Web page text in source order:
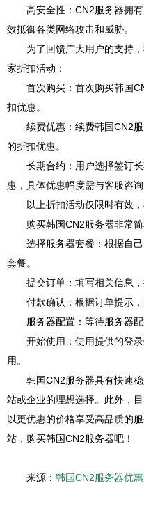
高安全性：CN2服务器拥
效抵御各类网络攻击和威胁。
为了回馈广大用户的支持
家折扣活动：
首次购买：首次购买韩国
扣优惠。
续费优惠：续费韩国CN2
的折扣优惠。
长期合约：用户选择签订
惠，具体优惠幅度需与客服咨询
以上折扣活动仅限时有效
购买韩国CN2服务器非常简
选择服务器套餐：根据自
套餐。
提交订单：填写相关信息
付款确认：根据订单提示，
服务器配置：等待服务器
开始使用：使用提供的登
用。
韩国CN2服务器具有快速
站或企业的理想选择。此外，
以更优惠的价格享受高品质的
站，购买韩国CN2服务器吧！
来源： 韩国CN2服务器优